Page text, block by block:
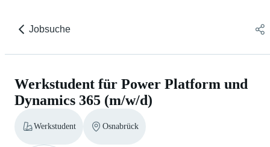
Jobsuche
Werkstudent für Power Platform und
Dynamics 365 (m/w/d)
Werkstudent Osnabrück